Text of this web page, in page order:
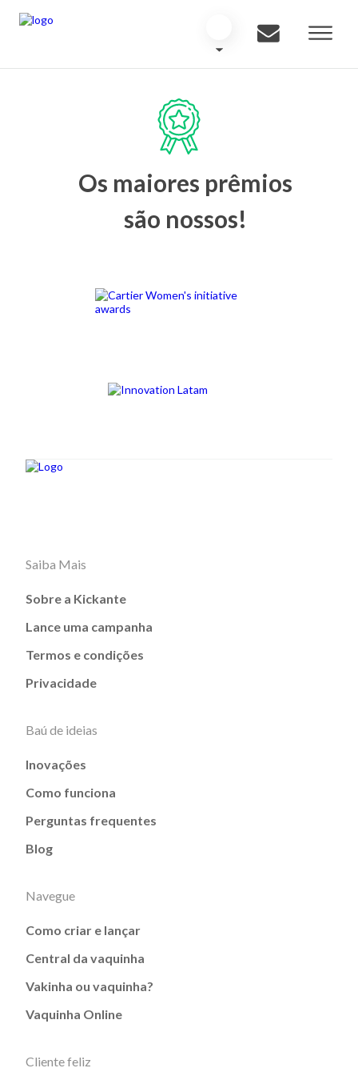
Os maiores prêmios
são nossos!
Saiba Mais
Sobre a Kickante
Lance uma campanha
Termos e condições
Privacidade
Baú de ideias
Inovações
Como funciona
Perguntas frequentes
Blog
Navegue
Como criar e lançar
Central da vaquinha
Vakinha ou vaquinha?
Vaquinha Online
Cliente feliz